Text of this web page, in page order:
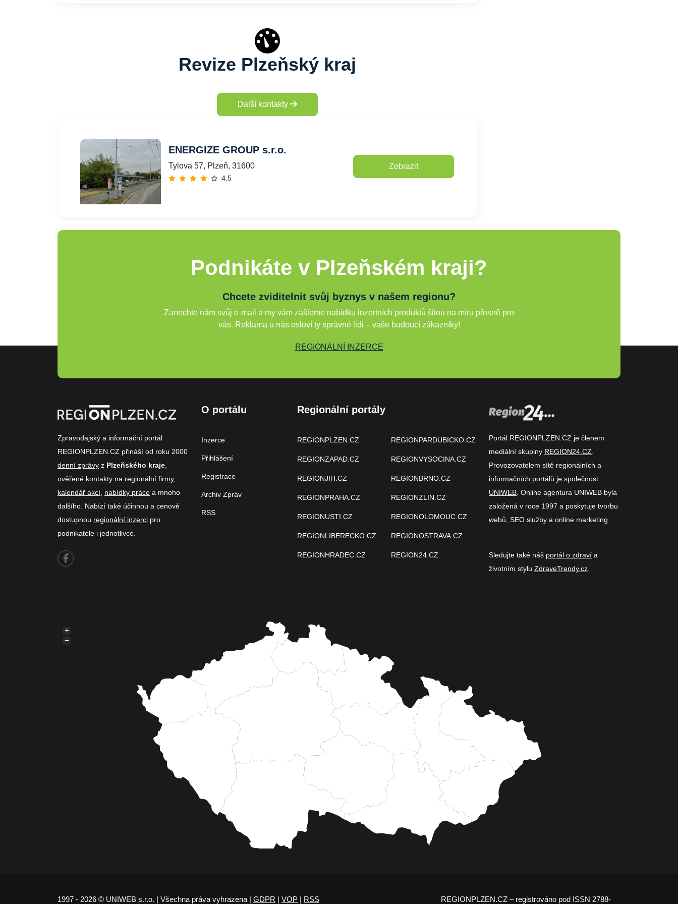
Revize Plzeňský kraj
Další kontakty
ENERGIZE GROUP s.r.o.
Tylova 57, Plzeň, 31600
4.5
Zobrazit
Podnikáte v Plzeňském kraji?
Chcete zviditelnit svůj byznys v našem regionu?
Zanechte nám svůj e-mail a my vám zašleme nabídku inzertních produktů šitou na míru přesně pro
vás. Reklama u nás osloví ty správné lidi – vaše budoucí zákazníky!
REGIONÁLNÍ INZERCE
Zpravodajský a informační portál
REGIONPLZEN.CZ přináší od roku 2000
denní zprávy z Plzeňského kraje
ověřené kontakty na regionální firmy,
kalendář akcí nabídky práce a mnoho
dalšího. Nabízí také účinnou a cenově
dostupnou regionální inzerci pro
podnikatele i jednotlivce.
O portálu
Inzerce
Přihlášení
Registrace
Archiv Zpráv
RSS
Regionální portály
REGIONPLZEN.CZ
REGIONZAPAD.CZ
REGIONJIH.CZ
REGIONPRAHA.CZ
REGIONUSTI.CZ
REGIONLIBERECKO.CZ
REGIONHRADEC.CZ
REGIONPARDUBICKO.CZ
REGIONVYSOCINA.CZ
REGIONBRNO.CZ
REGIONZLIN.CZ
REGIONOLOMOUC.CZ
REGIONOSTRAVA.CZ
REGION24.CZ
Portál REGIONPLZEN.CZ je členem
mediální skupiny REGION24.CZ
Provozovatelem sítě regionálních a
informačních portálů je společnost
UNIWEB . Online agentura UNIWEB byla
založená v roce 1997 a poskytuje tvorbu
webů, SEO služby a online marketing.
Sledujte také náš portál o zdraví a
životním stylu ZdraveTrendy.cz
+
−
1997 - 2026 © UNIWEB s.r.o. | Všechna práva vyhrazena | GDPR | VOP | RSS REGIONPLZEN.CZ – registrováno pod ISSN 2788-